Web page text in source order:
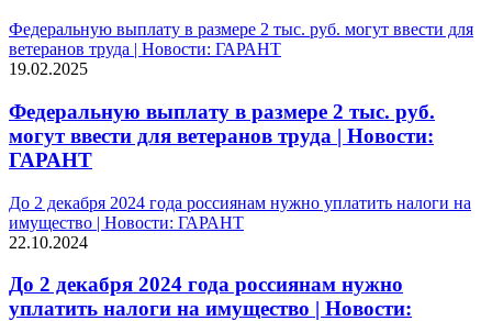
Федеральную выплату в размере 2 тыс. руб. могут ввести для
ветеранов труда | Новости: ГАРАНТ
19.02.2025
Федеральную выплату в размере 2 тыс. руб.
могут ввести для ветеранов труда | Новости:
ГАРАНТ
До 2 декабря 2024 года россиянам нужно уплатить налоги на
имущество | Новости: ГАРАНТ
22.10.2024
До 2 декабря 2024 года россиянам нужно
уплатить налоги на имущество | Новости: